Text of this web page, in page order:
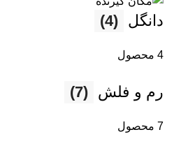
دانگل (4)
4 محصول
رم و فلش (7)
7 محصول